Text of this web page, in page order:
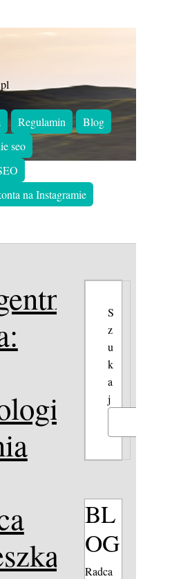
Regulamin
Blog
seo
na Instagramie
S
z
u
k
a
j
BL
OG
Radca